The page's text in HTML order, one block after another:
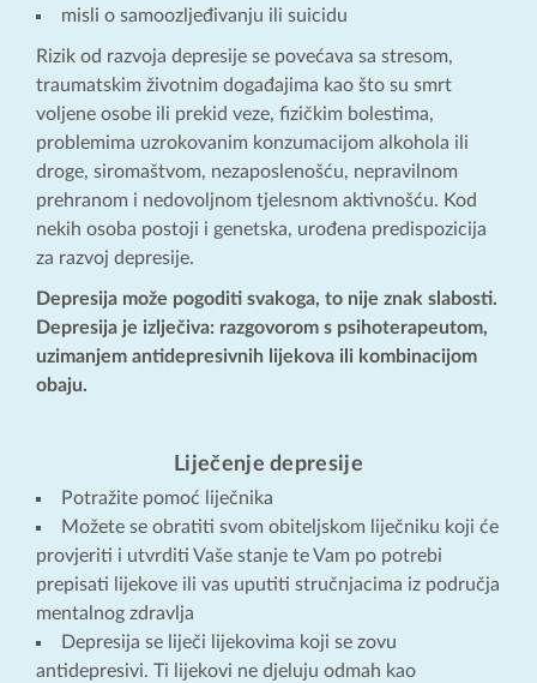
misli o samoozljeđivanju ili suicidu
Rizik od razvoja depresije se povećava sa stresom,
traumatskim životnim događajima kao što su smrt
voljene osobe ili prekid veze, fizičkim bolestima,
problemima uzrokovanim konzumacijom alkohola ili
droge, siromaštvom, nezaposlenošću, nepravilnom
prehranom i nedovoljnom tjelesnom aktivnošću. Kod
nekih osoba postoji i genetska, urođena predispozicija
za razvoj depresije.
Depresija može pogoditi svakoga, to nije znak slabosti.
Depresija je izlječiva: razgovorom s psihoterapeutom,
uzimanjem antidepresivnih lijekova ili kombinacijom
obaju.
Liječenje depresije
Potražite pomoć liječnika
Možete se obratiti svom obiteljskom liječniku koji će
provjeriti i utvrditi Vaše stanje te Vam po potrebi
prepisati lijekove ili vas uputiti stručnjacima iz područja
mentalnog zdravlja
Depresija se liječi lijekovima koji se zovu
antidepresivi. Ti lijekovi ne djeluju odmah kao